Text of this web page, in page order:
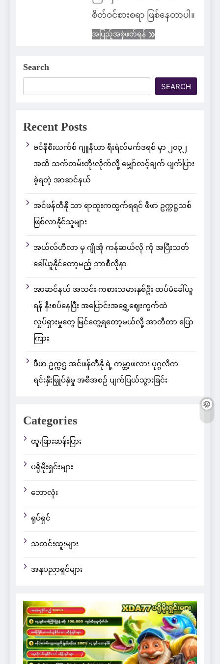
စိတ်ဝင်စားစရာ ဖြစ်နေတာပါ။
အပြည့်အစုံဖတ်ရန်
Search
SEARCH
Recent Posts
ဗင်နီစီးယက်စ် ဂျူနီယာ ရီးရဲလ်မက်ဒရစ် မှာ ၂၀၃၂
အထိ သက်တမ်းတိုးလိုက်လို့ မျှော်လင့်ချက် ပျက်ပြား
ခဲ့ရတဲ့ အာဆင်နယ်
အင်ဖန်တီနို သာ ရာထူးကထွက်ရရင် ဖီဖာ ဥက္ကဋ္ဌသစ်
ဖြစ်လာနိုင်သူများ
အယ်လ်ဟီလာ မှ ဂျိုအို ကန်ဆယ်လို ကို အပြီးသတ်
ခေါ်ယူနိုင်တော့မည့် ဘာစီလိုနာ
အာဆင်နယ် အသင်း ကစားသမားနှစ်ဦး ထပ်မံခေါ်ယူ
ရန် နီးစပ်နေပြီး အပြောင်းအရွှေ့ဈေးကွက်ထဲ
လှုပ်ရှားမှုတွေ မြင်တွေ့ရတော့မယ်လို့ အာတီတာ ပြော
ကြား
ဖီဖာ ဥက္ကဋ္ဌ အင်ဖန်တီနို ရဲ့ ကမ္ဘာ့ဖလား ပုဂ္ဂလိက
ရင်းနှီးမြှုပ်နှံမှု အစီအစဉ် ပျက်ပြယ်သွားခြင်း
Categories
ထူးခြားဆန်းပြား
ပရိုမိုးရှင်းများ
ဘောလုံး
ရုပ်ရှင်
သတင်းထူးများ
အနုပညာရှင်များ